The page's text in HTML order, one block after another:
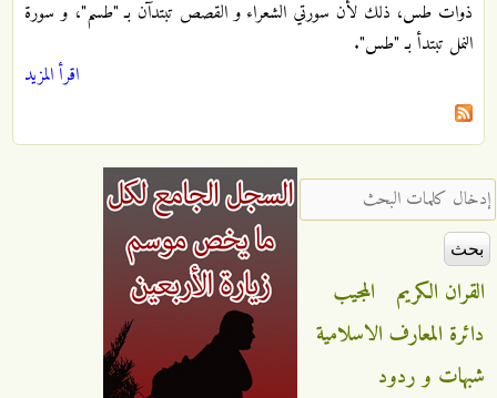
ذوات طس، ذلك لأن سورتي الشعراء و القصص تبتدآن بـ "طسم"، و سورة
النمل تبتدأ بـ "طس".
اقرأ المزيد
‏إدخال كلمات البحث ‏
القران الكريم
المجيب
دائرة المعارف الاسلامية
شبهات و ردود